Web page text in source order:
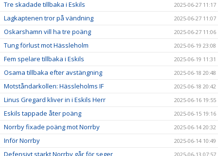
Tre skadade tillbaka i Eskils 2025-06-27 11:17
Lagkaptenen tror på vändning 2025-06-27 11:07
Oskarshamn vill ha tre poäng 2025-06-27 11:06
Tung förlust mot Hässleholm 2025-06-19 23:08
Fem spelare tillbaka i Eskils 2025-06-19 11:31
Osama tillbaka efter avstängning 2025-06-18 20:48
Motståndarkollen: Hässleholms IF 2025-06-18 20:42
Linus Gregard kliver in i Eskils Herr 2025-06-16 19:55
Eskils tappade åter poäng 2025-06-15 19:16
Norrby fixade poäng mot Norrby 2025-06-14 20:32
Inför Norrby 2025-06-14 10:49
Defensivt starkt Norrby går för seger 2025-06-13 07:57